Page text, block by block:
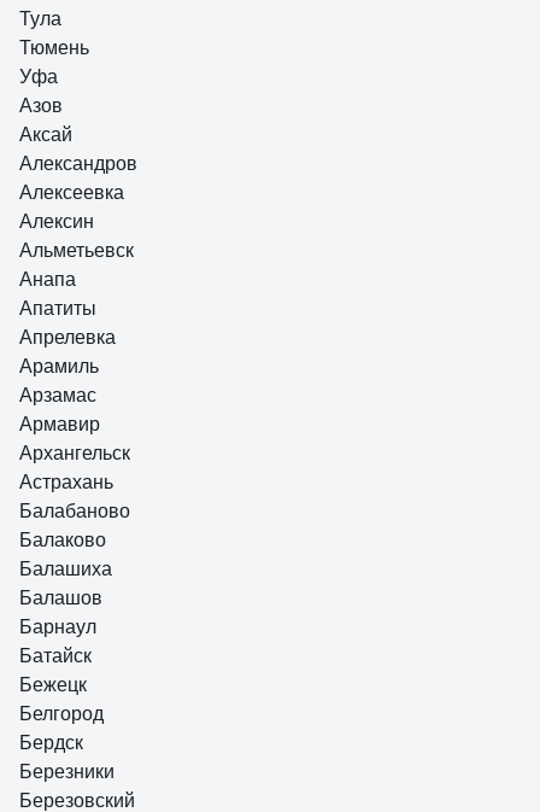
Тула
Тюмень
Уфа
Азов
Аксай
Александров
Алексеевка
Алексин
Альметьевск
Анапа
Апатиты
Апрелевка
Арамиль
Арзамас
Армавир
Архангельск
Астрахань
Балабаново
Балаково
Балашиха
Балашов
Барнаул
Батайск
Бежецк
Белгород
Бердск
Березники
Березовский